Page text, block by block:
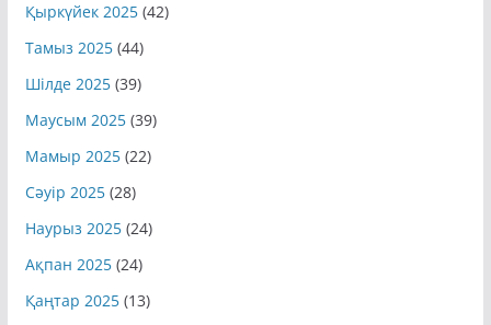
Қыркүйек 2025(42)
Тамыз 2025(44)
Шілде 2025(39)
Маусым 2025(39)
Мамыр 2025(22)
Сәуір 2025(28)
Наурыз 2025(24)
Ақпан 2025(24)
Қаңтар 2025(13)